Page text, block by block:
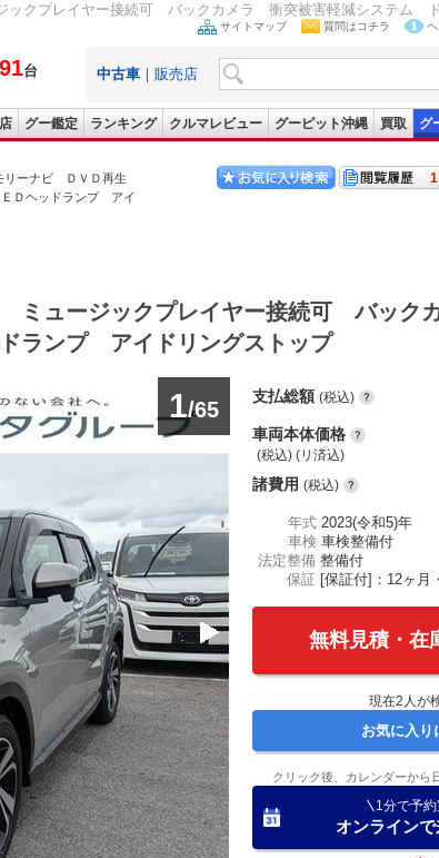
クプレイヤー接続可 バックカメラ 衝突被害軽減システム
台
サイトマップ 質問はコチラ
中古車 ｜ 販売店
グー鑑定 ランキング クルマレビュー グーピット沖縄 買取 グ
ーナビ ＤＶＤ再生
Ｄヘッドランプ アイ
1
ュージックプレイヤー接続可 バック
ランプ アイドリングストップ
1/65
支払総額 (税込)
車両本体価格
(税込) (リ済込)
諸費用 (税込)
年式 2023(令和5)年
車検 車検整備付
法定整備 整備付
保証 [保証付]：12ヶ月
無料見積・在
現在2 人が
お気に入り
クリック後、カレンダーから
1分で予
オンライン